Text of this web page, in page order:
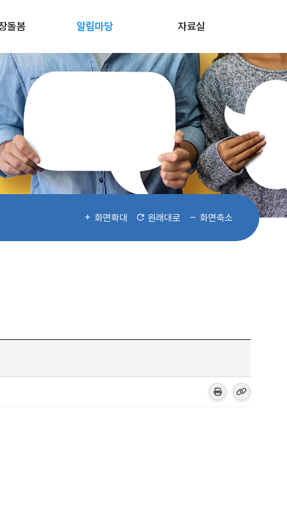
돌봄 알림마당 자료실
화면확대 원래대로 화면축소